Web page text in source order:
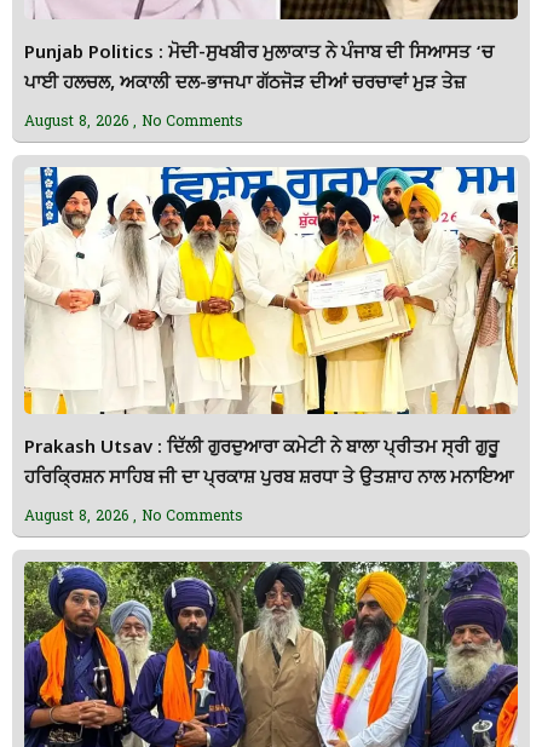
Punjab Politics : ਮੋਦੀ-ਸੁਖਬੀਰ ਮੁਲਾਕਾਤ ਨੇ ਪੰਜਾਬ ਦੀ ਸਿਆਸਤ ‘ਚ
ਪਾਈ ਹਲਚਲ, ਅਕਾਲੀ ਦਲ-ਭਾਜਪਾ ਗੱਠਜੋੜ ਦੀਆਂ ਚਰਚਾਵਾਂ ਮੁੜ ਤੇਜ਼
August 8, 2026 No Comments
Prakash Utsav : ਦਿੱਲੀ ਗੁਰਦੁਆਰਾ ਕਮੇਟੀ ਨੇ ਬਾਲਾ ਪ੍ਰੀਤਮ ਸ੍ਰੀ ਗੁਰੂ
ਹਰਿਕ੍ਰਿਸ਼ਨ ਸਾਹਿਬ ਜੀ ਦਾ ਪ੍ਰਕਾਸ਼ ਪੁਰਬ ਸ਼ਰਧਾ ਤੇ ਉਤਸ਼ਾਹ ਨਾਲ ਮਨਾਇਆ
August 8, 2026 No Comments